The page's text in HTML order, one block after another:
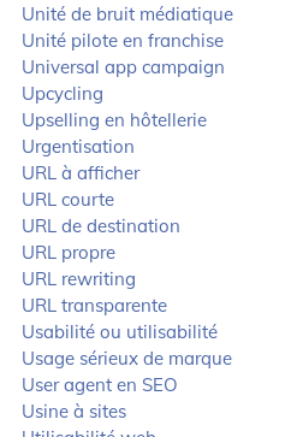
Unité de bruit médiatique
Unité pilote en franchise
Universal app campaign
Upcycling
Upselling en hôtellerie
Urgentisation
URL à afficher
URL courte
URL de destination
URL propre
URL rewriting
URL transparente
Usabilité ou utilisabilité
Usage sérieux de marque
User agent en SEO
Usine à sites